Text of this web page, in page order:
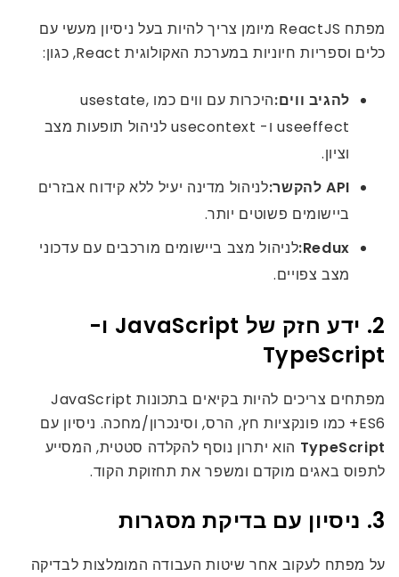
מפתח ReactJS מיומן צריך להיות בעל ניסיון מעשי עם
כלים וספריות חיוניות במערכת האקולוגית React, כגון:
להגיב ווים:
היכרות עם ווים כמו usestate,
useeffect ו- usecontext לניהול תופעות מצב
וציון.
API להקשר:
לניהול מדינה יעיל ללא קידוח אבזרים
ביישומים פשוטים יותר.
Redux: לניהול מצב ביישומים מורכבים עם עדכוני
מצב צפויים.
2. ידע חזק של JavaScript ו-
TypeScript
מפתחים צריכים להיות בקיאים בתכונות JavaScript
ES6+ כמו פונקציות חץ, הרס, וסינכרון/מחכה. ניסיון עם
TypeScript הוא יתרון נוסף להקלדה סטטית, המסייע
לתפוס באגים מוקדם ומשפר את תחזוקת הקוד.
3. ניסיון עם בדיקת מסגרות
על מפתח לעקוב אחר שיטות העבודה המומלצות לבדיקה